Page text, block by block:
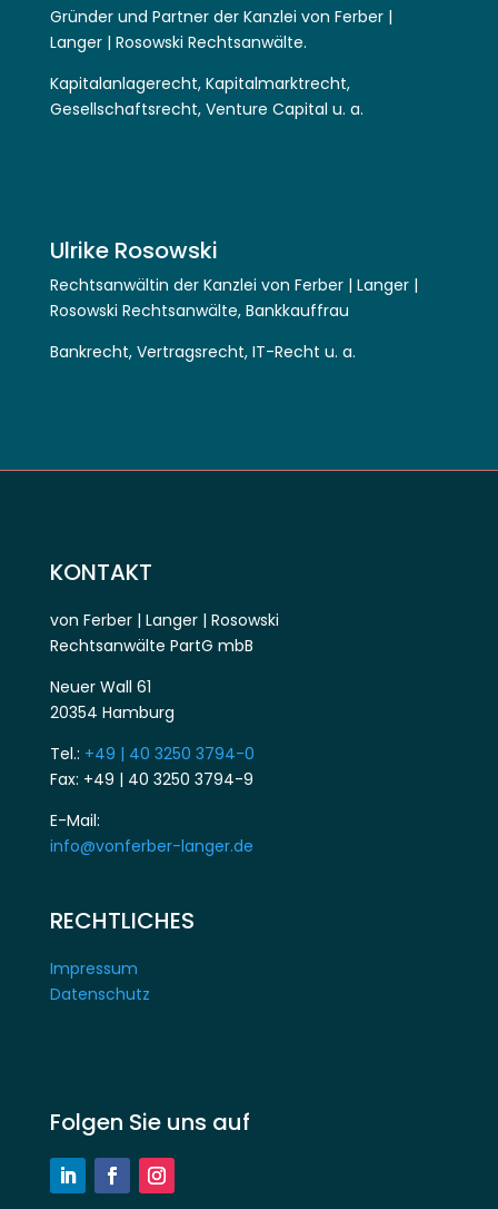
Gründer und Partner der Kanzlei von Ferber |
Langer | Rosowski Rechtsanwälte.
Kapitalanlagerecht, Kapitalmarktrecht,
Gesellschaftsrecht, Venture Capital u. a.
Ulrike Rosowski
Rechtsanwältin der Kanzlei von Ferber | Langer |
Rosowski Rechtsanwälte, Bankkauffrau
Bankrecht, Vertragsrecht, IT-Recht u. a.
KONTAKT
von Ferber | Langer | Rosowski
Rechtsanwälte PartG mbB
Neuer Wall 61
20354 Hamburg
Tel.: +49 | 40 3250 3794-0
Fax: +49 | 40 3250 3794-9
E-Mail:
info@vonferber-langer.de
RECHTLICHES
Impressum
Datenschutz
Folgen Sie uns auf